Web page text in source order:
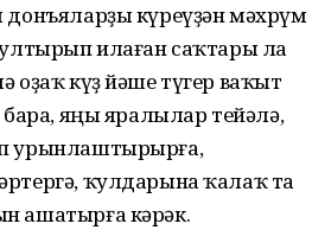
күреүҙән мәхрүм
ултырып илаған саҡтары ла
оҙаҡ күҙ йәше түгер ваҡыт
бара, яңы яралылар тейәлә,
урынлаштырырға,
ҡулдарына ҡалаҡ та
ашатырға кәрәк.